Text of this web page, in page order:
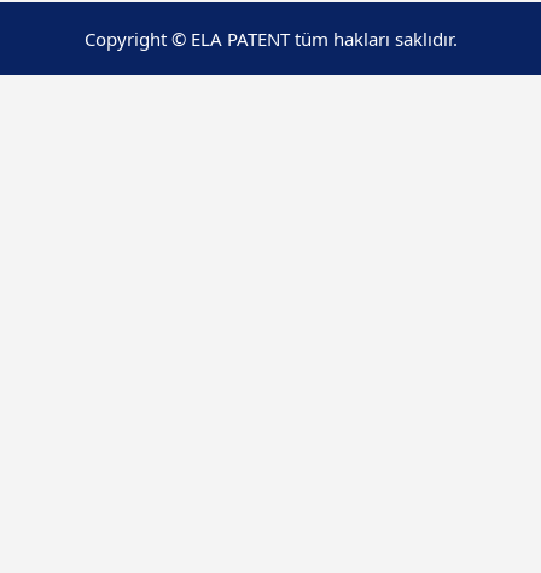
Copyright © ELA PATENT tüm hakları saklıdır.